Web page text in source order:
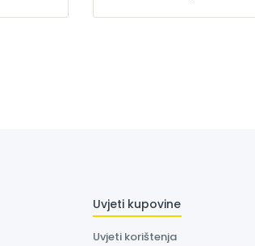
Uvjeti kupovine
Uvjeti korištenja